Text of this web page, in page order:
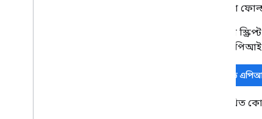
ফাইল বা
আপনার
ড্রাইভ
ড্রাইভ
নিম্নলিখিত